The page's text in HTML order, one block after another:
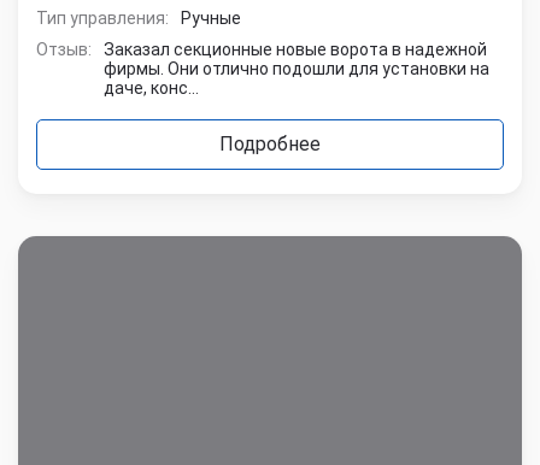
Тип управления:
Ручные
Отзыв:
Заказал секционные новые ворота в надежной
фирмы. Они отлично подошли для установки на
даче, конс...
Подробнее